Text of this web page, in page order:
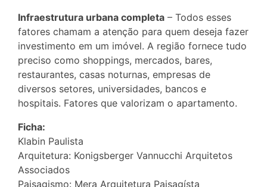
Infraestrutura urbana completa – Todos esses
fatores chamam a atenção para quem deseja fazer
investimento em um imóvel. A região fornece tudo
preciso como shoppings, mercados, bares,
restaurantes, casas noturnas, empresas de
diversos setores, universidades, bancos e
hospitais. Fatores que valorizam o apartamento.
Ficha:
Klabin Paulista
Arquitetura: Konigsberger Vannucchi Arquitetos
Associados
Paisagismo: Mera Arquitetura Paisagísta